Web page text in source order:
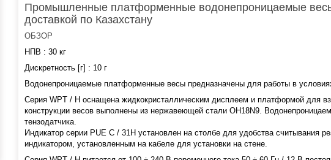
Промышленные платформенные водонепроницаемые
доставкой по Казахстану
ОБЗОР
НПВ : 30 кг
Дискретность [г] : 10 г
Водонепроницаемые платформенные весы предназначены для работы в
Серия WPT / H оснащена жидкокристаллическим дисплеем и платформой для
конструкции весов выполнены из нержавеющей стали OH18N9.
тензодатчика.
Индикатор серии PUE C / 31H установлен на столбе для удобства считывания
индикатором, установленным на кабеле для установки на стене.